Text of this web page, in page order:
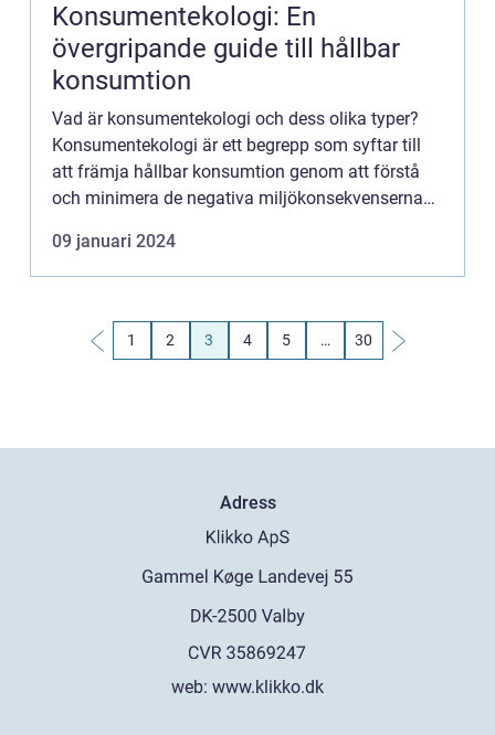
Konsumentekologi: En
övergripande guide till hållbar
konsumtion
Vad är konsumentekologi och dess olika typer?
Konsumentekologi är ett begrepp som syftar till
att främja hållbar konsumtion genom att förstå
och minimera de negativa miljökonsekvenserna
överväga miljöpåver...
09 januari 2024
1 2 3 4 5 … 30
Adress
web: www.klikko.dk